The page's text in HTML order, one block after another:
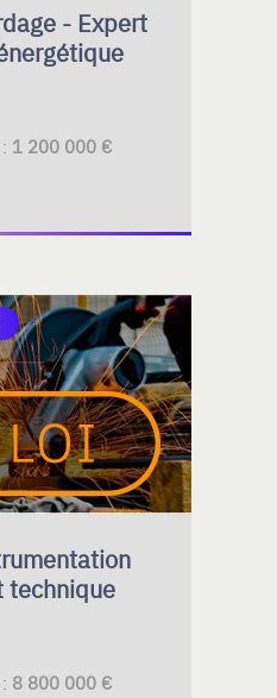
- Expert
1 200 000 €
technique
8 800 000 €